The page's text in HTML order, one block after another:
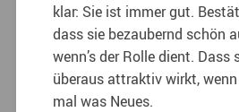
klar: Sie ist immer gut.
dass sie bezaubernd schön
wenn’s der Rolle dient. Dass
überaus attraktiv wirkt,
mal was Neues.